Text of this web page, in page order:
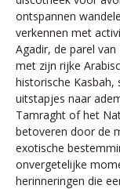
ontspannen
verkennen met
Agadir, de parel
met zijn rijke
historische
uitstapjes naar
Tamraght of het
betoveren door de
exotische
onvergetelijke
herinneringen die